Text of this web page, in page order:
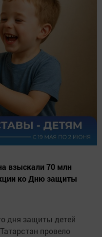
взыскали 70 млн
ко Дню защиты
дня защиты детей
провело